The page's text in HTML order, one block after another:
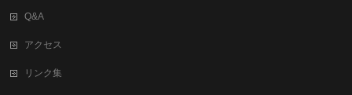
Q&A
アクセス
リンク集